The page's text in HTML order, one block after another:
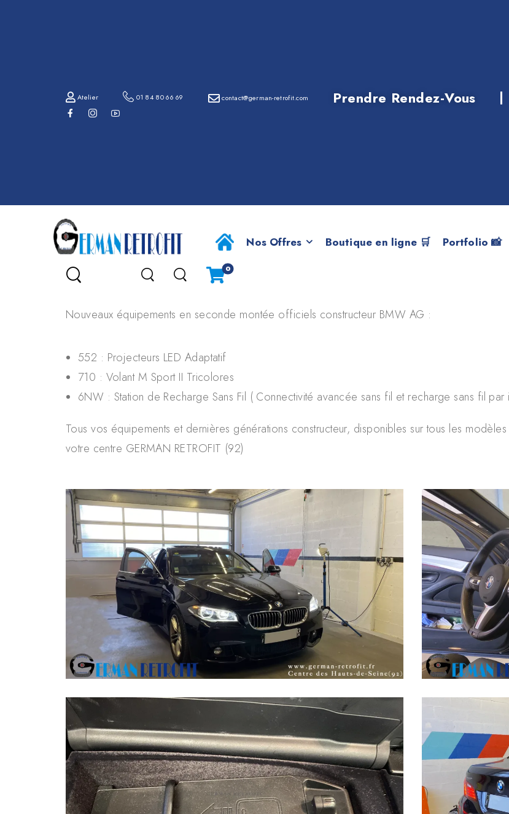
Atelier 01 84 80 66 69 contact@german-retrofit.com Prendre Rendez-Vous
Nos Offres Boutique en ligne 🛒 Portfolio 📸
0
Nouveaux équipements en seconde montée officiels constructeur BMW AG :
552 : Projecteurs LED Adaptatif
710 : Volant M Sport II Tricolores
6NW : Station de Recharge Sans Fil ( Connectivité avancée sans fil et recharge sans fil par
Tous vos équipements et dernières générations constructeur, disponibles sur tous les
votre centre GERMAN RETROFIT (92)